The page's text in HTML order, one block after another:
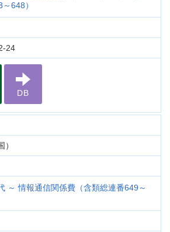
648）
24
DB
～ 情報通信関係費（含類総連番649～